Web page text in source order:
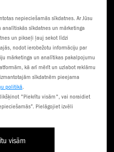
nepieciešamās sīkdatnes. Ar Jūsu
sīkdatnes un mārketinga
un pikseļi ļauj sekot līdzi
nodot ierobežotu informāciju par
mārketinga un analītikas pakalpojumu
kā arī mērīt un uzlabot reklāmu
sīkdatnēm pieejama
politikā.
"Piekrītu visām", vai noraidiet
Pielāgojiet izvēli
visām
ČEMPIONĀTS
3G NORIETS
TŪRISTIEM